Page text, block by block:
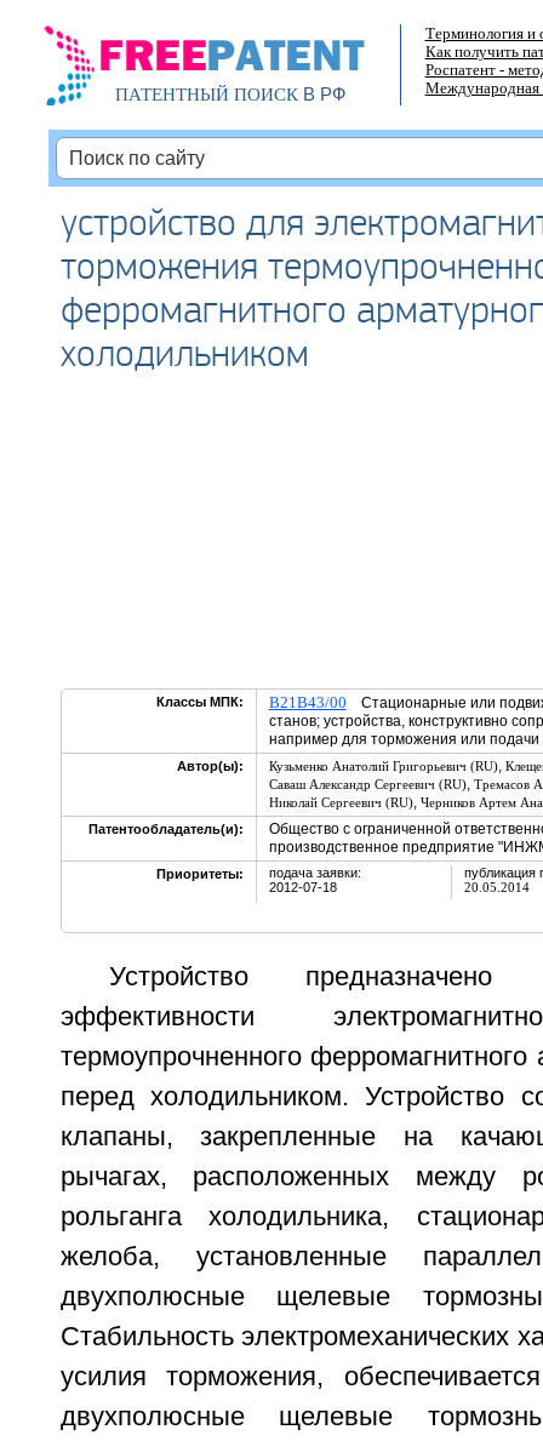
ПАТЕНТНЫЙ ПОИСКВ РФ
Терминология и
Как получить
Роспатент -
Международная
устройство для
торможения
ферромагнитного
холодильником
Классы МПК: B21B43/00 Стационарные или
станов; устройства, конструктивно
например для торможения или подачи
Автор(ы): Кузьменко Анатолий Григорьевич (RU),
Саваш Александр Сергеевич (RU), Тремасов
Николай Сергеевич (RU), Черников Артем
Патентообладатель(и):
Общество с ограниченной
производственное предприятие
Приоритеты:
подача заявки:
2012-07-18
публикация
20.05.2014
Устройство
эффективности
термоупрочненного ферромагнитного
перед холодильником. Устройство
клапаны, закрепленные на
рычагах, расположенных между
рольганга холодильника,
желоба, установленные
двухполюсные щелевые
Стабильность электромеханических
усилия торможения,
двухполюсные щелевые